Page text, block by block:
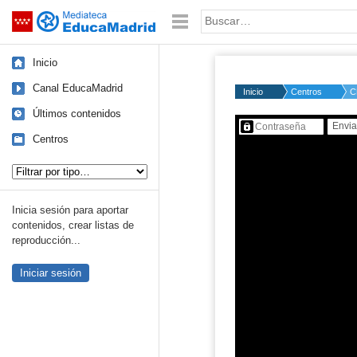
Saltar navegación Palabra o frase:
Inicio
Canal EducaMadrid
Últimos contenidos
Centros
Inicia sesión para aportar
contenidos, crear listas de
reproducción...
Iniciar sesión
Inicio Centros
Contenido protegido…